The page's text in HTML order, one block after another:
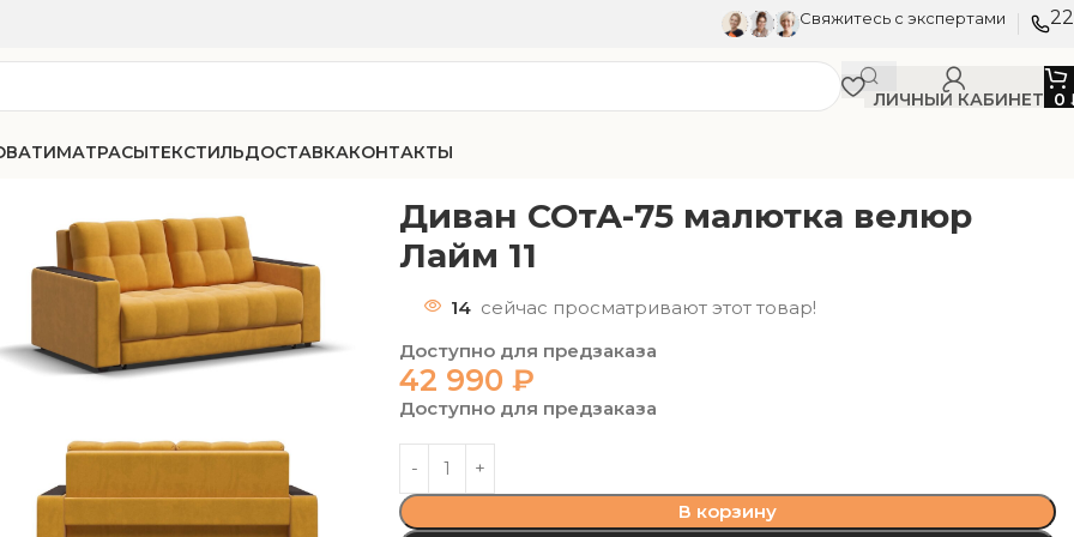
Свяжитесь с экспертами
ЛИЧНЫЙ КАБИНЕТ 0
МАТРАСЫТЕКСТИЛЬДОСТАВКАКОНТАКТЫ
Диван СОтА-75 малютка велюр
Лайм 11
14 сейчас просматривают этот товар!
Доступно для предзаказа
42 990₽
Доступно для предзаказа
В корзину